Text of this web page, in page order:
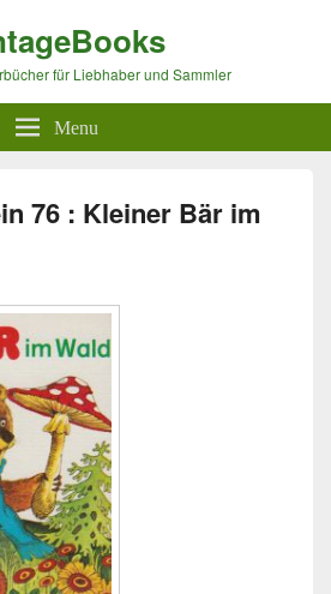
für Liebhaber und Sammler
Menu
76 : Kleiner Bär im